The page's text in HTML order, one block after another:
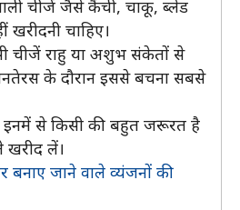
चीजें जैसे कैंची, चाकू, ब्लेड
चाहिए।
चीजें राहु या अशुभ संकेतों से
के दौरान इससे बचना सबसे
से किसी की बहुत जरूरत है
खरीद लें।
बनाए जाने वाले व्यंजनों की